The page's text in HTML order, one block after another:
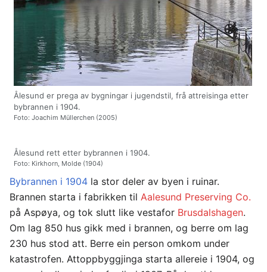
Ålesund er prega av bygningar i jugendstil, frå attreisinga etter
bybrannen i 1904.
Foto: Joachim Müllerchen (2005)
Ålesund rett etter bybrannen i 1904.
Foto: Kirkhorn, Molde (1904)
Bybrannen i 1904 la stor deler av byen i ruinar.
Brannen starta i fabrikken til Aalesund Preserving Co.
på Aspøya, og tok slutt like vestafor Brusdalshagen.
Om lag 850 hus gikk med i brannen, og berre om lag
230 hus stod att. Berre ein person omkom under
katastrofen. Attoppbyggjinga starta allereie i 1904, og